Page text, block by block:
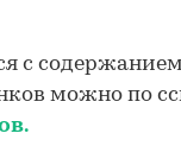
с
можно по